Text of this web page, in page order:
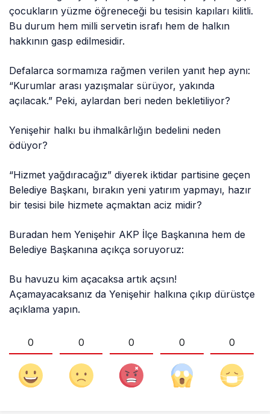
çocukların yüzme öğreneceği bu tesisin kapıları kilitli.
Bu durum hem milli servetin israfı hem de halkın
hakkının gasp edilmesidir.
Defalarca sormamıza rağmen verilen yanıt hep aynı:
“Kurumlar arası yazışmalar sürüyor, yakında
açılacak.” Peki, aylardan beri neden bekletiliyor?
Yenişehir halkı bu ihmalkârlığın bedelini neden
ödüyor?
“Hizmet yağdıracağız” diyerek iktidar partisine geçen
Belediye Başkanı, bırakın yeni yatırım yapmayı, hazır
bir tesisi bile hizmete açmaktan aciz midir?
Buradan hem Yenişehir AKP İlçe Başkanına hem de
Belediye Başkanına açıkça soruyoruz:
Bu havuzu kim açacaksa artık açsın!
Açamayacaksanız da Yenişehir halkına çıkıp dürüstçe
açıklama yapın.
0 0 0 0 0